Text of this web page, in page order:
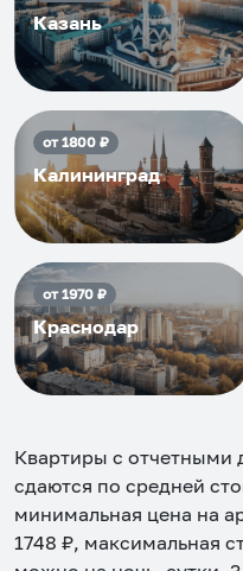
Казань
от1800₽
Калининград
от1970₽
Краснодар
Квартиры с отчетными
сдаются по средней
минимальная цена на
1748 ₽, максимальная